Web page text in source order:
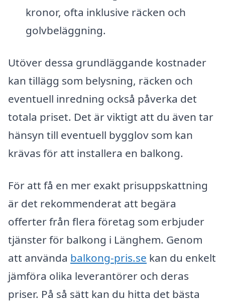
kronor, ofta inklusive räcken och
golvbeläggning.
Utöver dessa grundläggande kostnader
kan tillägg som belysning, räcken och
eventuell inredning också påverka det
totala priset. Det är viktigt att du även tar
hänsyn till eventuell bygglov som kan
krävas för att installera en balkong.
För att få en mer exakt prisuppskattning
är det rekommenderat att begära
offerter från flera företag som erbjuder
tjänster för balkong i Länghem. Genom
att använda balkong-pris.se kan du enkelt
jämföra olika leverantörer och deras
priser. På så sätt kan du hitta det bästa